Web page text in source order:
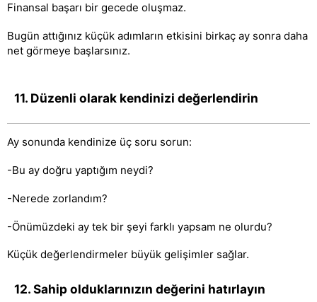
Finansal başarı bir gecede oluşmaz.
Bugün attığınız küçük adımların etkisini birkaç ay sonra daha
net görmeye başlarsınız.
11. Düzenli olarak kendinizi değerlendirin
Ay sonunda kendinize üç soru sorun:
-Bu ay doğru yaptığım neydi?
-Nerede zorlandım?
-Önümüzdeki ay tek bir şeyi farklı yapsam ne olurdu?
Küçük değerlendirmeler büyük gelişimler sağlar.
12. Sahip olduklarınızın değerini hatırlayın